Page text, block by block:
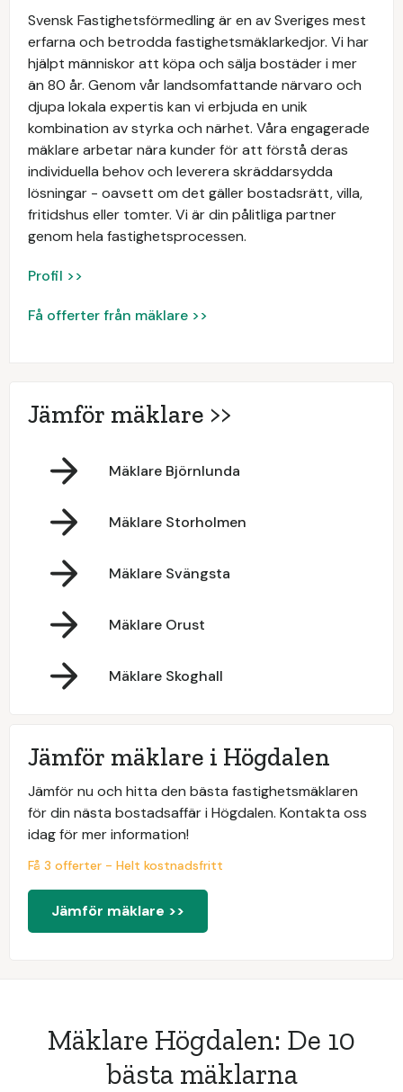
Svensk Fastighetsförmedling är en av Sveriges mest
erfarna och betrodda fastighetsmäklarkedjor. Vi har
hjälpt människor att köpa och sälja bostäder i mer
än 80 år. Genom vår landsomfattande närvaro och
djupa lokala expertis kan vi erbjuda en unik
kombination av styrka och närhet. Våra engagerade
mäklare arbetar nära kunder för att förstå deras
individuella behov och leverera skräddarsydda
lösningar - oavsett om det gäller bostadsrätt, villa,
fritidshus eller tomter. Vi är din pålitliga partner
genom hela fastighetsprocessen.
Profil >>
Få offerter från mäklare >>
Jämför mäklare >>
Mäklare Björnlunda
Mäklare Storholmen
Mäklare Svängsta
Mäklare Orust
Mäklare Skoghall
Jämför mäklare i Högdalen
Jämför nu och hitta den bästa fastighetsmäklaren
för din nästa bostadsaffär i Högdalen. Kontakta oss
idag för mer information!
Få 3 offerter - Helt kostnadsfritt
Jämför mäklare >>
Mäklare Högdalen: De 10
bästa mäklarna